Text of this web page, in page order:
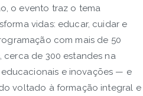
o evento traz o tema
vidas: educar, cuidar e
com mais de 50
cerca de 300 estandes na
e inovações — e
voltado à formação integral e